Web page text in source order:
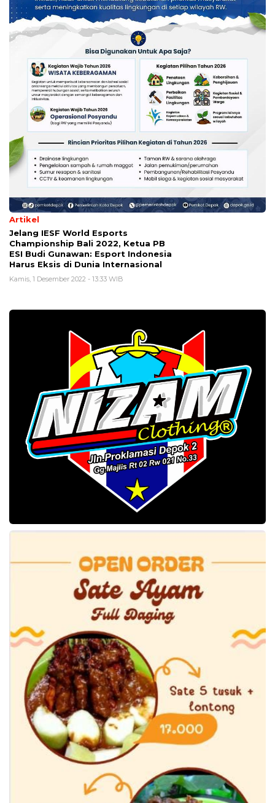
Artikel
Jelang IESF World Esports
Championship Bali 2022, Ketua PB
ESI Budi Gunawan: Esport Indonesia
Harus Eksis di Dunia Internasional
Kamis, 1 Desember 2022 - 13:33 WIB